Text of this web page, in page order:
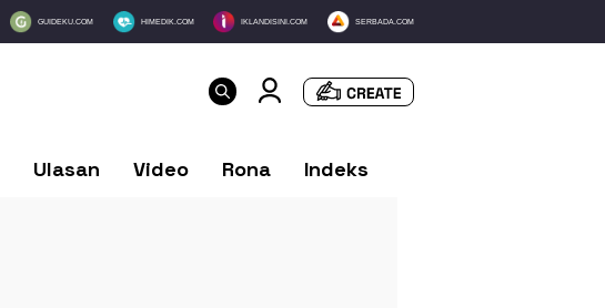
GUIDEKU.COM HIMEDIK.COM IKLANDISINI.COM SERBADA.COM
Ulasan Video Rona Indeks